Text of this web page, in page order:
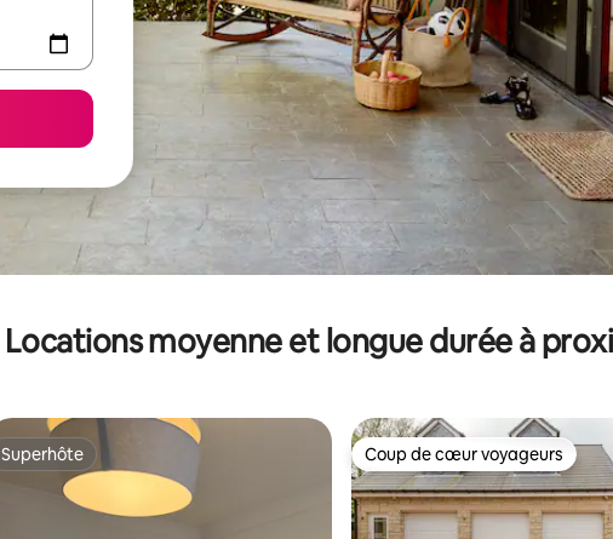
Locations moyenne et longue durée à
Superhôte
Superhôte Coup de cœur voyageurs
Coup de cœur voyageurs